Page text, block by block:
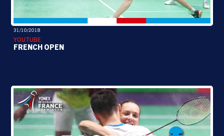
31/10/2018
YOUTUBE
FRENCH OPEN